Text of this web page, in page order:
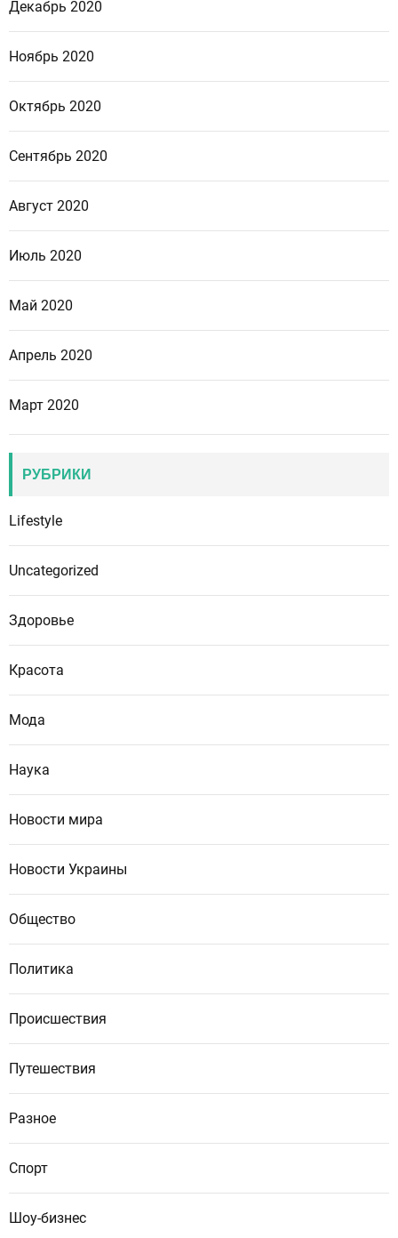
Декабрь 2020
Ноябрь 2020
Октябрь 2020
Сентябрь 2020
Август 2020
Июль 2020
Май 2020
Апрель 2020
Март 2020
РУБРИКИ
Lifestyle
Uncategorized
Здоровье
Красота
Мода
Наука
Новости мира
Новости Украины
Общество
Политика
Происшествия
Путешествия
Разное
Спорт
Шоу-бизнес